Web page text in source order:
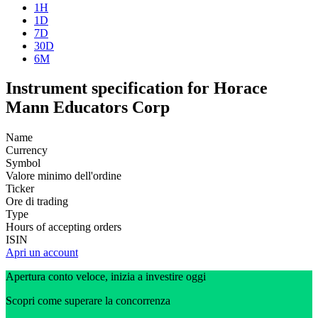
1H
1D
7D
30D
6M
Instrument specification for Horace
Mann Educators Corp
Name
Currency
Symbol
Valore minimo dell'ordine
Ticker
Ore di trading
Type
Hours of accepting orders
ISIN
Apri un account
Apertura conto veloce, inizia a investire oggi
Scopri come superare la concorrenza